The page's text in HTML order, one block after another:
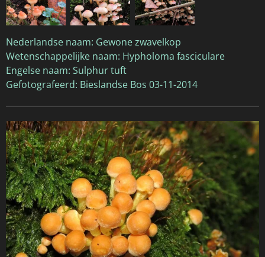
Nederlandse naam: Gewone zwavelkop
Wetenschappelijke naam: Hypholoma fasciculare
Engelse naam: Sulphur tuft
Gefotografeerd: Bieslandse Bos 03-11-2014